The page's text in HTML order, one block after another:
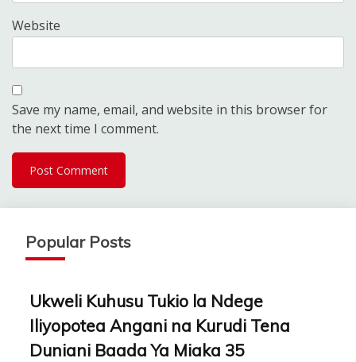
Website
Save my name, email, and website in this browser for
the next time I comment.
Popular Posts
Ukweli Kuhusu Tukio la Ndege
Iliyopotea Angani na Kurudi Tena
Duniani Baada Ya Miaka 35